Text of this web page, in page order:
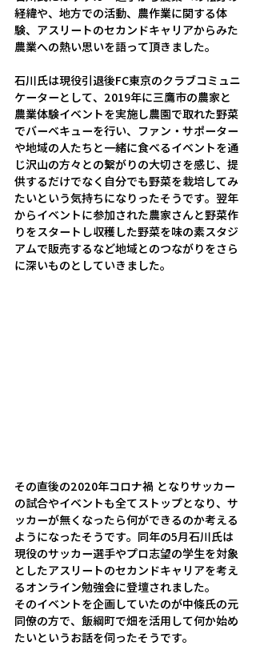
経緯や、地方での活動、農作業に関する体
験、アスリートのセカンドキャリアからみた
農業への熱い思いを語って頂きました。
石川氏は現役引退後FC東京のクラブコミュニ
ケーターとして、2019年に三鷹市の農家と
農業体験イベントを実施し農園で取れた野菜
でバーベキューを行い、ファン・サポーター
や地域の人たちと一緒に食べるイベントを通
じ沢山の方々との繋がりの大切さを感じ、提
供するだけでなく自分でも野菜を栽培してみ
たいという気持ちになりったそうです。翌年
からイベントに参加された農家さんと野菜作
りをスタートし収穫した野菜を味の素スタジ
アムで販売するなど地域とのつながりをさら
に深いものとしていきました。
その直後の2020年コロナ禍 となりサッカー
の試合やイベントも全てストップとなり、サ
ッカーが無くなったら何ができるのか考える
ようになったそうです。同年の5月石川氏は
現役のサッカー選手やプロ志望の学生を対象
としたアスリートのセカンドキャリアを考え
るオンライン勉強会に登壇されました。
そのイベントを企画していたのが中條氏の元
同僚の方で、飯綱町で畑を活用して何か始め
たいというお話を伺ったそうです。